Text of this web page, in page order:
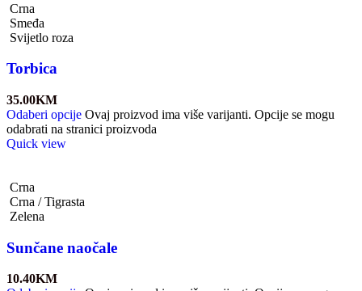
Crna
Smeđa
Svijetlo roza
Torbica
35.00KM
Odaberi opcije Ovaj proizvod ima više varijanti. Opcije se mogu
odabrati na stranici proizvoda
Quick view
Crna
Crna / Tigrasta
Zelena
Sunčane naočale
10.40KM